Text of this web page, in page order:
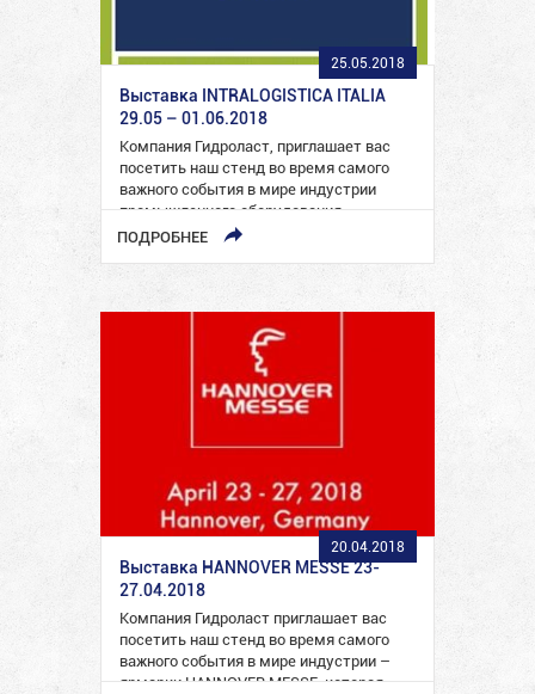
25.05.2018
Выставка INTRALOGISTICA ITALIA
29.05 – 01.06.2018
Компания Гидроласт, приглашает вас
посетить наш стенд во время самого
важного события в мире индустрии
промышленного оборудования –
выставки INTRALOGISTICA…
ПОДРОБНЕЕ
20.04.2018
Выставка HANNOVER MESSE 23-
27.04.2018
Компания Гидроласт приглашает вас
посетить наш стенд во время самого
важного события в мире индустрии –
ярмарки HANNOVER MESSE, которая…